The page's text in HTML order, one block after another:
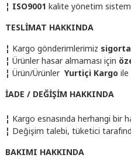
¦ ISO9001 kalite yönetim
TESLİMAT HAKKINDA
¦ Kargo gönderimlerimiz
¦ Ürünler hasar almaması için
¦ Ürün/Ürünler Yurtiçi Kargo ile
İADE / DEĞİŞİM HAKKINDA
¦ Kargo esnasında herhangi bir
¦ Değişim talebi, tüketici
BAKIMI HAKKINDA